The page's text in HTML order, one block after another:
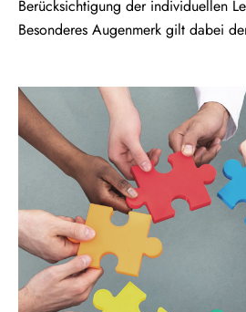
Berücksichtigung der individuellen
Besonderes Augenmerk gilt dabei